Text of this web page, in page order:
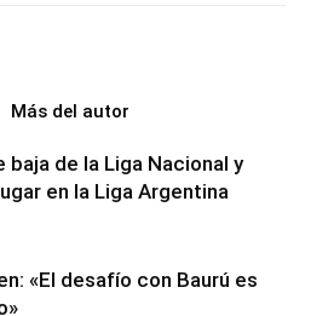
Más del autor
baja de la Liga Nacional y
en la Liga Argentina
«El desafío con Baurú es